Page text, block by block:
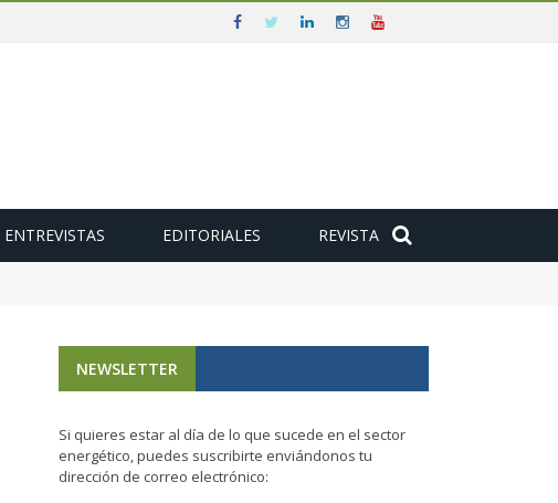
ENTREVISTAS EDITORIALES REVISTA
NEWSLETTER
Si quieres estar al día de lo que sucede en el sector
energético, puedes suscribirte enviándonos tu
dirección de correo electrónico: